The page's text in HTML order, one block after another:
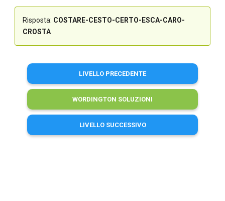
Risposta: COSTARE-CESTO-CERTO-ESCA-CARO-
CROSTA
LIVELLO PRECEDENTE
WORDINGTON SOLUZIONI
LIVELLO SUCCESSIVO